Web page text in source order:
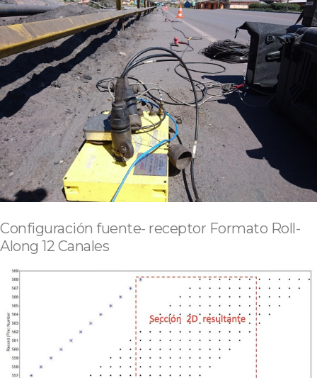
Configuración fuente- receptor Formato Roll-
Along 12 Canales